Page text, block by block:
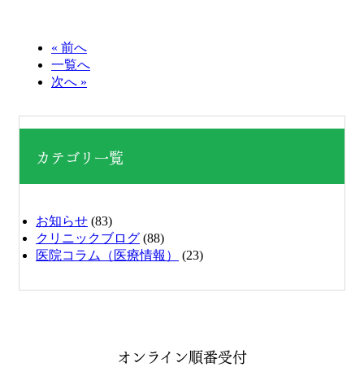
« 前へ
一覧へ
次へ »
カテゴリ一覧
お知らせ (83)
クリニックブログ (88)
医院コラム（医療情報）
(23)
オンライン順番受付